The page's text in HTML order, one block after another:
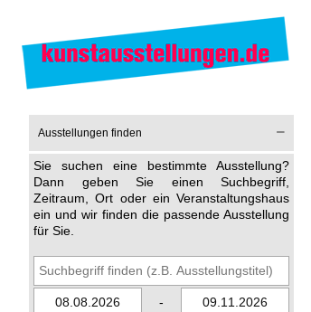
Ausstellungen finden
Sie suchen eine bestimmte Ausstellung?
Dann geben Sie einen Suchbegriff,
Zeitraum, Ort oder ein Veranstaltungshaus
ein und wir finden die passende Ausstellung
für Sie.
-